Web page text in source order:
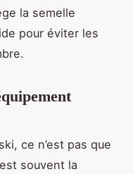
la semelle
pour éviter les
ce n’est pas que
souvent la